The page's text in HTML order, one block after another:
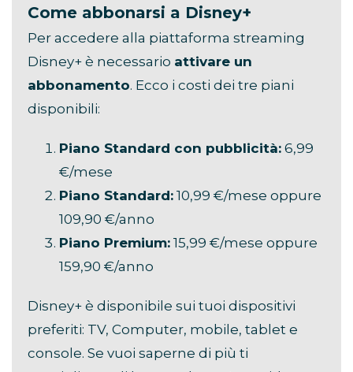
Come abbonarsi a Disney+
Per accedere alla piattaforma streaming
Disney+ è necessario attivare un
abbonamento. Ecco i costi dei tre piani
disponibili:
Piano Standard con pubblicità: 6,99
€/mese
Piano Standard: 10,99 €/mese oppure
109,90 €/anno
Piano Premium: 15,99 €/mese oppure
159,90 €/anno
Disney+ è disponibile sui tuoi dispositivi
preferiti: TV, Computer, mobile, tablet e
console. Se vuoi saperne di più ti